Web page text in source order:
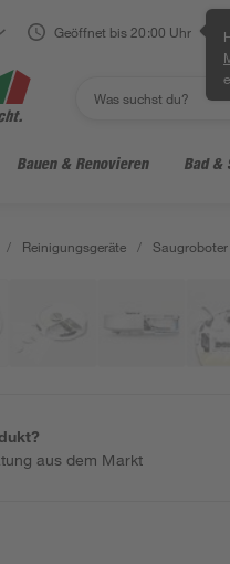
Geöffnet bis 20:00 Uhr
Bauen & Renovieren Bad &
/ Reinigungsgeräte / Saugroboter
aus dem Markt